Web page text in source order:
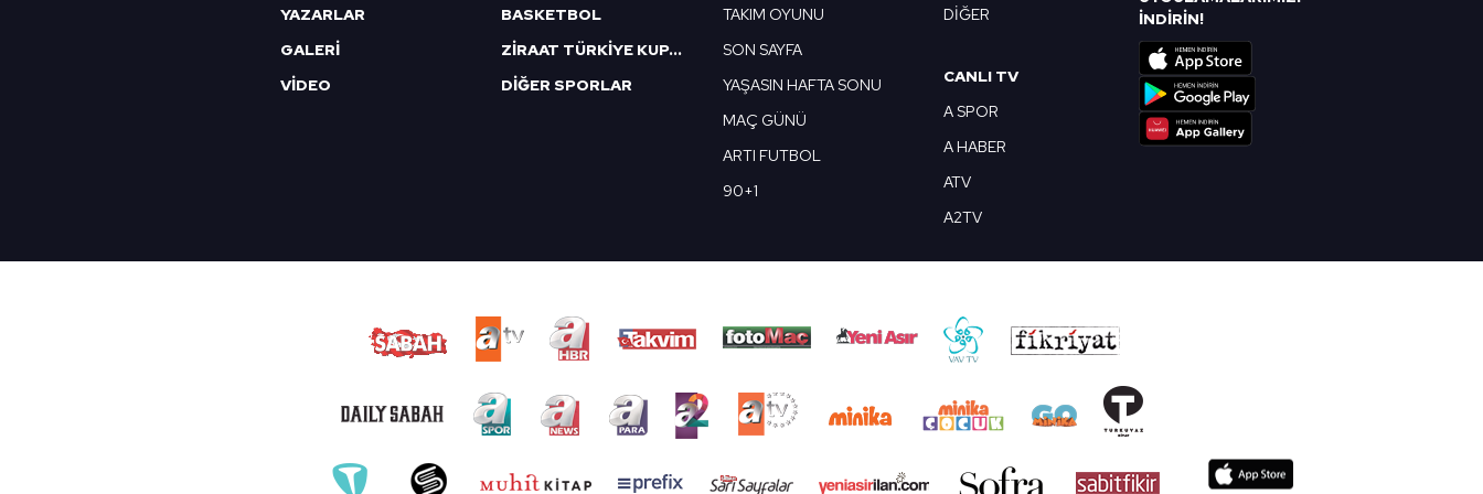
YAZARLAR
GALERİ
VİDEO
BASKETBOL
ZİRAAT TÜRKİYE KUPASI
DİĞER SPORLAR
TAKIM OYUNU
SON SAYFA
YAŞASIN HAFTA SONU
MAÇ GÜNÜ
ARTI FUTBOL
90+1
DİĞER
CANLI TV
A SPOR
A HABER
ATV
A2TV
İNDİRİN!